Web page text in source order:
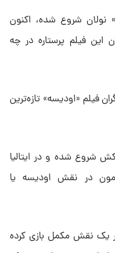
نولان شروع شده، اکنون
فیلم پرستاره در چه
فیلم «اودیسه» تازه‌ترین
شروع شده و در ایتالیا
در نقش اودیسه یا
یک نقش‌ مکمل بازی کرده